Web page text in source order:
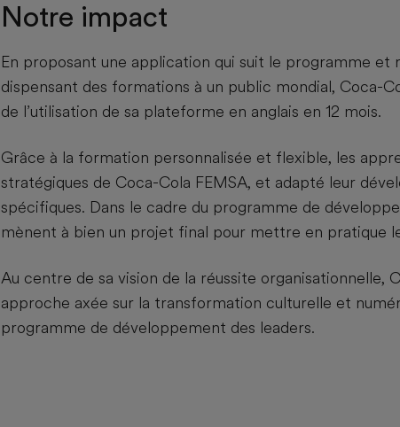
Notre impact
En proposant une application qui suit le programme et
dispensant des formations à un public mondial, Coca-
de l’utilisation de sa plateforme en anglais en 12 mois.
Grâce à la formation personnalisée et flexible, les
stratégiques de Coca-Cola FEMSA, et adapté leur
spécifiques. Dans le cadre du programme de
mènent à bien un projet final pour mettre en pratique
Au centre de sa vision de la réussite organisationnelle,
approche axée sur la transformation culturelle et
programme de développement des leaders.